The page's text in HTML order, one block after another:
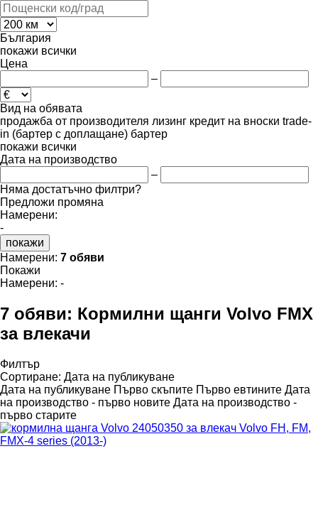
България
покажи всички
Цена
–
Вид на обявата
продажба от производителя лизинг кредит на вноски trade-
in (бартер с доплащане) бартер
покажи всички
Дата на производство
–
Няма достатъчно филтри?
Предложи промяна
Намерени:
-
покажи
Намерени: 7 обяви
Покажи
Намерени: -
7 обяви: Кормилни щанги Volvo FMX
за влекачи
Филтър
Сортиране: Дата на публикуване
Дата на публикуване Първо скъпите Първо евтините Дата
на производство - първо новите Дата на производство -
първо старите